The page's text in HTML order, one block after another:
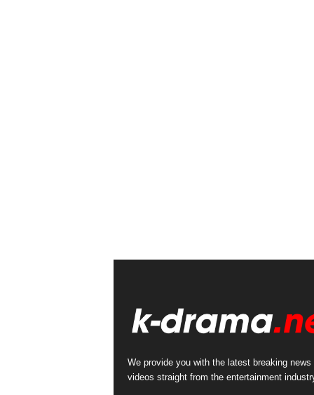
We provide you with the latest breaking news
videos straight from the entertainment